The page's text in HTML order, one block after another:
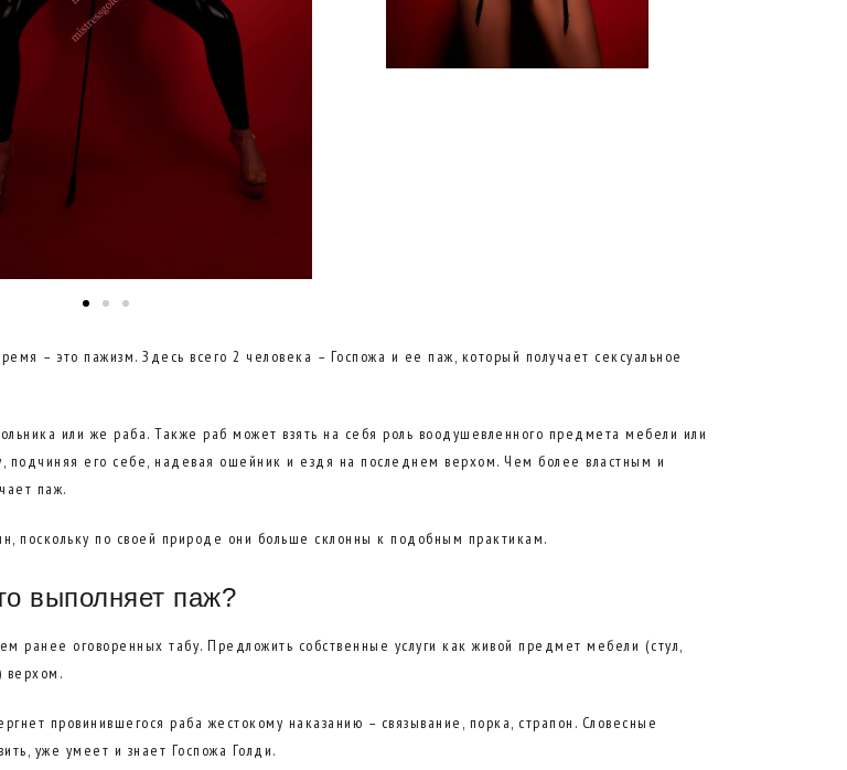
– это пажизм. Здесь всего 2 человека – Госпожа и ее паж, который получает сексуальное
или же раба. Также раб может взять на себя роль воодушевленного предмета мебели или
подчиняя его себе, надевая ошейник и ездя на последнем верхом. Чем более властным и
паж.
поскольку по своей природе они больше склонны к подобным практикам.
выполняет паж?
ранее оговоренных табу. Предложить собственные услуги как живой предмет мебели (стул,
верхом.
провинившегося раба жестокому наказанию – связывание, порка, страпон. Словесные
уже умеет и знает Госпожа Голди.